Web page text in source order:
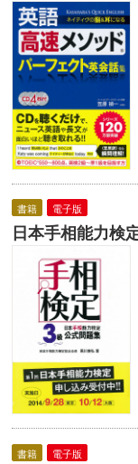
書籍 電子版
日本手相能力検
書籍 電子版